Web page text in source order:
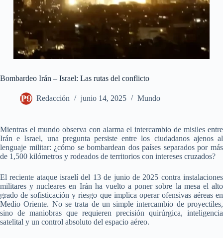
Bombardeo Irán – Israel: Las rutas del conflicto
Redacción junio 14, 2025 Mundo
Mientras el mundo observa con alarma el intercambio de misiles entre
Irán e Israel, una pregunta persiste entre los ciudadanos ajenos al
lenguaje militar: ¿cómo se bombardean dos países separados por más
de 1,500 kilómetros y rodeados de territorios con intereses cruzados?
El reciente ataque israelí del 13 de junio de 2025 contra instalaciones
militares y nucleares en Irán ha vuelto a poner sobre la mesa el alto
grado de sofisticación y riesgo que implica operar ofensivas aéreas en
Medio Oriente. No se trata de un simple intercambio de proyectiles,
sino de maniobras que requieren precisión quirúrgica, inteligencia
satelital y un control absoluto del espacio aéreo.